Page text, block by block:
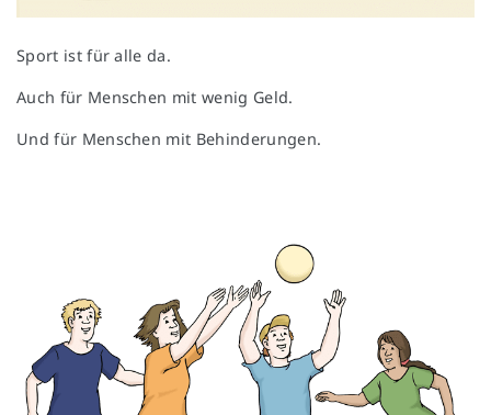
Sport ist für alle da.
Auch für Menschen mit wenig Geld.
Und für Menschen mit Behinderungen.